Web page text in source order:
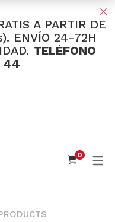
A PARTIR DE
ENVÍO 24-72H
TELÉFONO
44
0